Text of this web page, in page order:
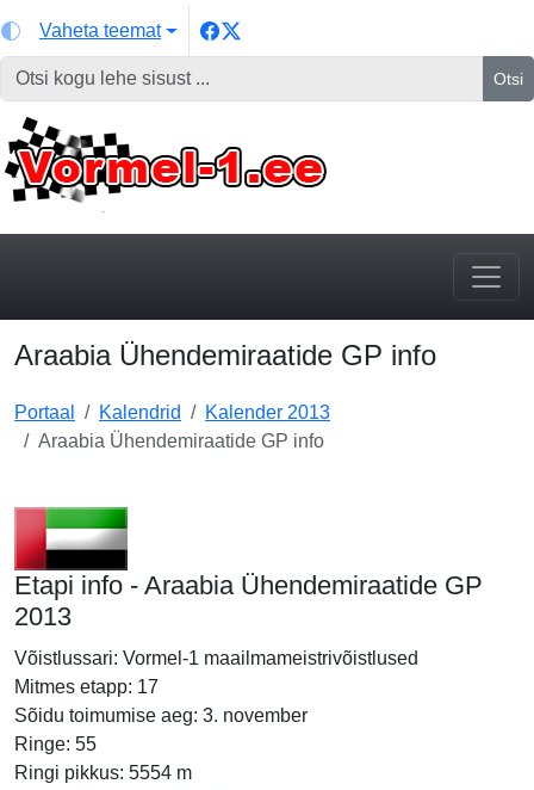
Vaheta teemat
Otsi
Araabia Ühendemiraatide GP info
Portaal Kalendrid
Kalender 2013
Araabia Ühendemiraatide GP info
Etapi info - Araabia Ühendemiraatide GP
2013
Võistlussari: Vormel-1 maailmameistrivõistlused
Mitmes etapp: 17
Sõidu toimumise aeg: 3. november
Ringe: 55
Ringi pikkus: 5554 m